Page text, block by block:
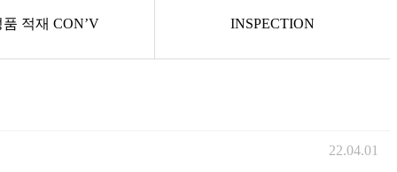
적재 CON’V INSPECTION
22.04.01